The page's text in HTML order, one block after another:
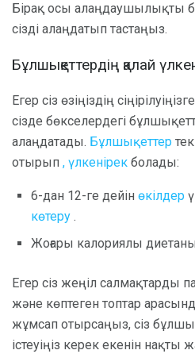
Бірақ осы алаңдаушылықты
сізді алаңдатып тастаңыз.
Бұлшықеттердің қалай
Егер сіз өзіңіздің
сізде бөкселердегі
алаңдатады. Бұлшықеттер
отырып , үлкенірек болады:
6-дан 12-ге дейін өкілдер
көтеру .
Жоғары калориялы
Егер сіз жеңіл салмақтарды
және көптеген топтар
жұмсап отырсаңыз, сіз
істеуіңіз керек екенін нақты